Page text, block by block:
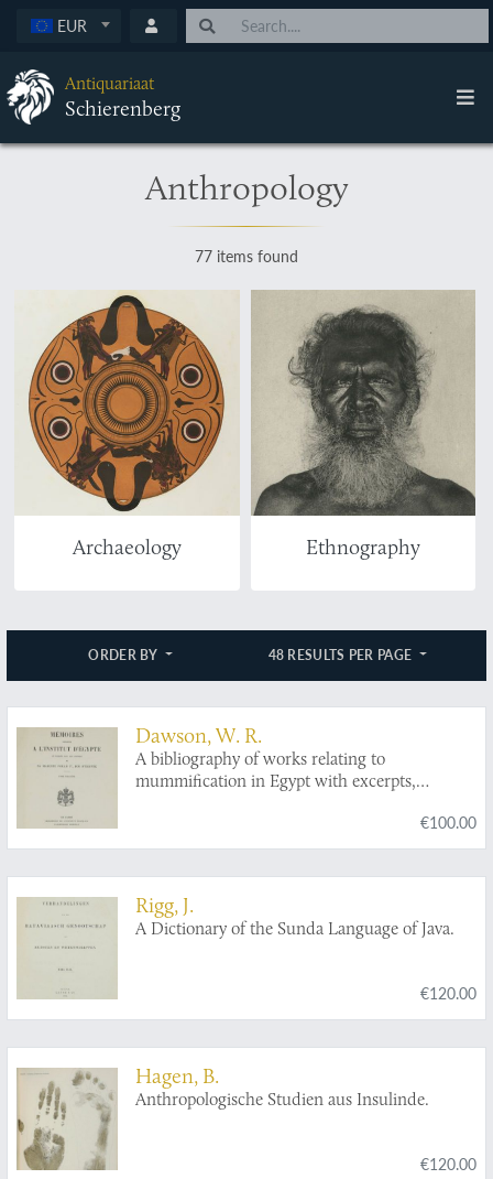
EUR
Antiquariaat
Schierenberg
Anthropology
77 items found
Archaeology Ethnography
ORDER BY 48 RESULTS PER PAGE
Dawson, W. R.
A bibliography of works relating to
mummification in Egypt with excerpts,
€100.00
Rigg, J.
A Dictionary of the Sunda Language of Java.
€120.00
Hagen, B.
Anthropologische Studien aus Insulinde.
€120.00